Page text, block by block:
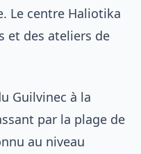
Le centre Haliotika
et des ateliers de
Guilvinec à la
par la plage de
au niveau